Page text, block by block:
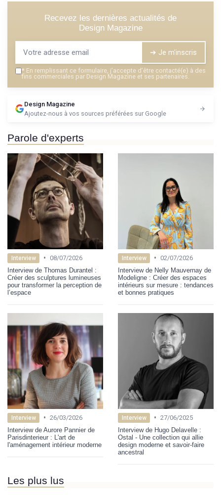
Recevez les dernières actualités de
Design Magazine
➔ Je m'inscris
* En remplissant ce formulaire, j’accepte d’être contacté(e) à des
fins commerciales par Design Magazine et ses partenaires.
Design Magazine
Ajoutez-nous à vos sources préférées sur Google
Parole d'experts
Interview • 08/07/2026
Interview de Thomas Durantel :
Créer des sculptures lumineuses
pour transformer la perception de
l’espace
Interview • 02/07/2026
Interview de Nelly Mauvernay de
Modeligne : Créer des espaces
intérieurs sur mesure : tendances
et bonnes pratiques
Interview • 26/03/2026
Interview de Aurore Pannier de
Parisdinterieur : L'art de
l'aménagement intérieur moderne
Interview • 27/06/2025
Interview de Hugo Delavelle :
Ostal - Une collection qui allie
design moderne et savoir-faire
ancestral
Les plus lus